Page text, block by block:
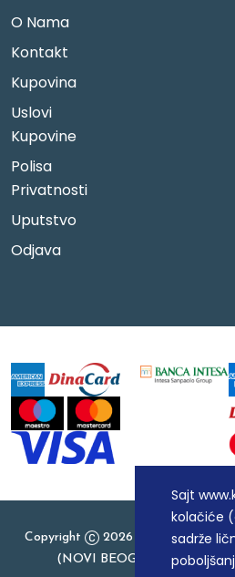
Sajt
kolačiće
sadrže
O Nama
Kontakt
Kupovina
Uslovi
Kupovine
Polisa
Privatnosti
Uputstvo
Odjava
Copyright
2026 Knjizara.com -
(NOVI BEOGRAD), PIB: